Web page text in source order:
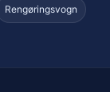
Rengøringsvogn